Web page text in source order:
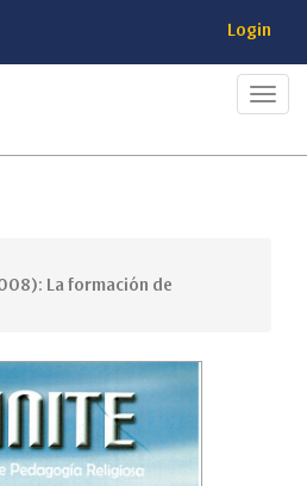
Login
La formación de